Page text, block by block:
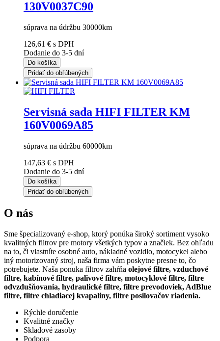
130V0037C90
súprava na údržbu 30000km
126,61 € s DPH
Dodanie do 3-5 dní
Do košíka
Pridať do obľúbených
Servisná sada HIFI FILTER KM
160V0069A85
súprava na údržbu 60000km
147,63 € s DPH
Dodanie do 3-5 dní
Do košíka
Pridať do obľúbených
O nás
Sme špecializovaný e-shop, ktorý ponúka široký sortiment vysoko
kvalitných filtrov pre motory všetkých typov a značiek. Bez ohľadu
na to, či vlastníte osobné auto, nákladné vozidlo, motocykel alebo
iný motorizovaný stroj, naša firma vám poskytne presne to, čo
potrebujete. Naša ponuka filtrov zahŕňa olejové filtre, vzduchové
filtre, kabínové filtre, palivové filtre, motocyklové filtre, filtre
odvzdušňovania, hydraulické filtre, filtre prevodoviek, AdBlue
filtre, filtre chladiacej kvapaliny, filtre posilovačov riadenia.
Rýchle doručenie
Kvalitné značky
Skladové zasoby
Podpora